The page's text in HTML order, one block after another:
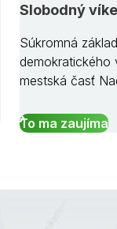
Slobodný
Súkromná
demokratického
mestská časť
To ma zaujíma